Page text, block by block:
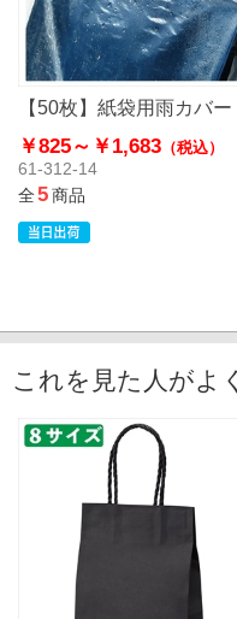
【50枚】紙袋用雨カバー
￥825～ ￥1,683 （税込）
61-312-14
全5商品
これを見た人がよ